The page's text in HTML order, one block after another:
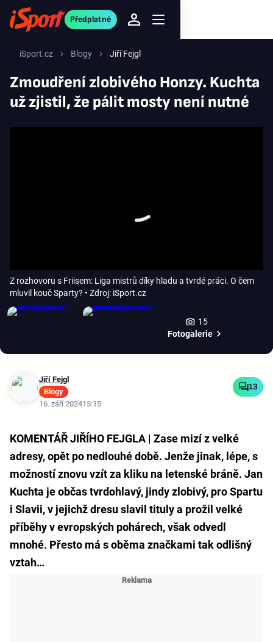
Předplatné
iSport.cz Blogy Jiří Fejgl
Zmoudření zlobivého Honzy. Kuchta
už zjistil, že pálit mosty není nutné
Z rozhovoru s Friisem: Liga mistrů díky hladu a tvrdé práci. O čem
mluvil kouč Sparty? • Zdroj: iSport.cz
15
Fotogalerie
Jiří Fejgl
Blogy
16. září 202415:15
13
KOMENTÁŘ JIŘÍHO FEJGLA | Zase mizí z velké
adresy, opět po nedlouhé době. Jenže jinak, lépe, s
možností znovu vzít za kliku na letenské bráně. Jan
Kuchta je občas tvrdohlavý, jindy zlobivý, pro Spartu
i Slavii, v jejichž dresu slavil tituly a prožil velké
příběhy v evropských pohárech, však odvedl
mnohé. Přesto má s oběma značkami tak odlišný
vztah…